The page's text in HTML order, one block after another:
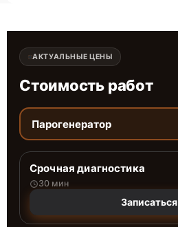
АКТУАЛЬНЫЕ ЦЕНЫ
Стоимость работ
Парогенератор
Срочная диагностика
30 мин
Записаться